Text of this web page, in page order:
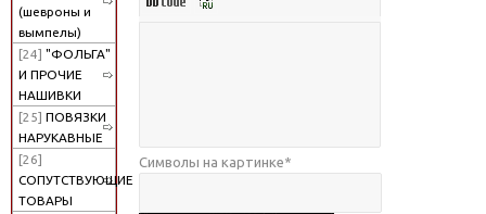
(шевроны и
вымпелы)
[24] "ФОЛЬГА"
И ПРОЧИЕ
НАШИВКИ
[25] ПОВЯЗКИ
НАРУКАВНЫЕ
[26]
СОПУТСТВУЮЩИЕ
ТОВАРЫ
Символы на картинке*